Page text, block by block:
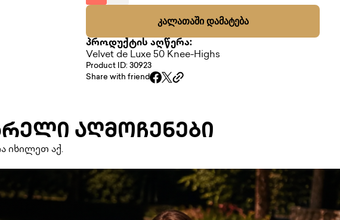
ᲙᲐᲚᲐᲗᲐᲨᲘ ᲓᲐᲛᲐᲢᲔᲑᲐ
პროდუქტის აღწერა:
Velvet de Luxe 50 Knee-Highs
Product ID: 30923
Share with friend
ᲐᲦᲛᲝᲩᲔᲜᲔᲑᲘ
იხილეთ აქ.